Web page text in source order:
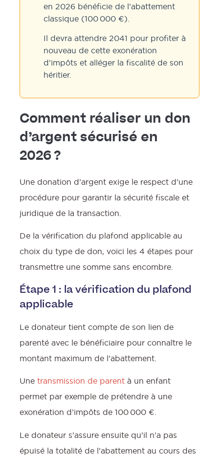
en 2026 bénéficie de l’abattement
classique (100 000 €).
Il devra attendre 2041 pour profiter à
nouveau de cette exonération
d’impôts et alléger la fiscalité de son
héritier.
Comment réaliser un don
d’argent sécurisé en
2026 ?
Une donation d’argent exige le respect d’une
procédure pour garantir la sécurité fiscale et
juridique de la transaction.
De la vérification du plafond applicable au
choix du type de don, voici les 4 étapes pour
transmettre une somme sans encombre.
Étape 1 : la vérification du plafond
applicable
Le donateur tient compte de son lien de
parenté avec le bénéficiaire pour connaître le
montant maximum de l’abattement.
Une transmission de parent à un enfant
permet par exemple de prétendre à une
exonération d’impôts de 100 000 €.
Le donateur s’assure ensuite qu’il n’a pas
épuisé la totalité de l’abattement au cours des